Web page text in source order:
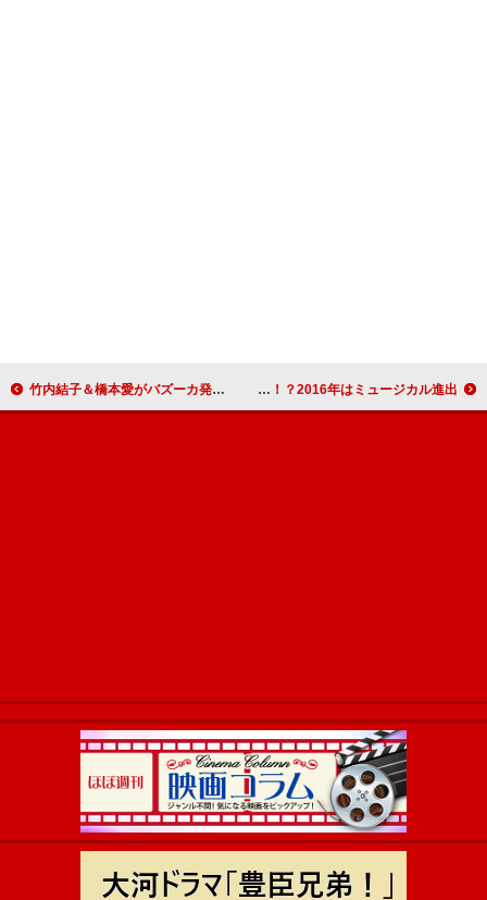
竹内結子＆橋本愛がバズーカ発射で「気持ちよかった♡」 クマムシ アーティスト宣言！？2016年はミュージカル進出！？